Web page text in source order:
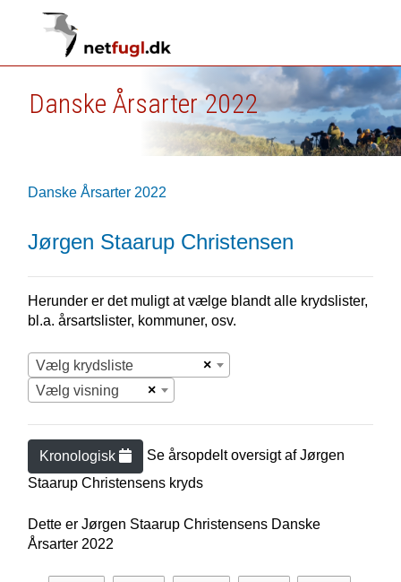
Danske Årsarter 2022
Danske Årsarter 2022
Jørgen Staarup Christensen
Herunder er det muligt at vælge blandt alle krydslister,
bl.a. årsartslister, kommuner, osv.
×
Vælg krydsliste
×
Vælg visning
Kronologisk Se årsopdelt oversigt afJørgen
Staarup Christensens kryds
Dette er Jørgen Staarup Christensens Danske
Årsarter 2022